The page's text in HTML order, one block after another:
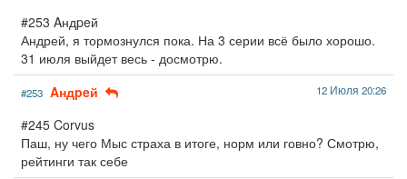
#253 Aндpeй
Андрей, я тормознулся пока. На 3 серии всё было хорошо.
31 июля выйдет весь - досмотрю.
#253 Aндpeй 12 Июля 20:26
#245 Corvus
Паш, ну чего Мыс страха в итоге, норм или говно? Смотрю,
рейтинги так себе